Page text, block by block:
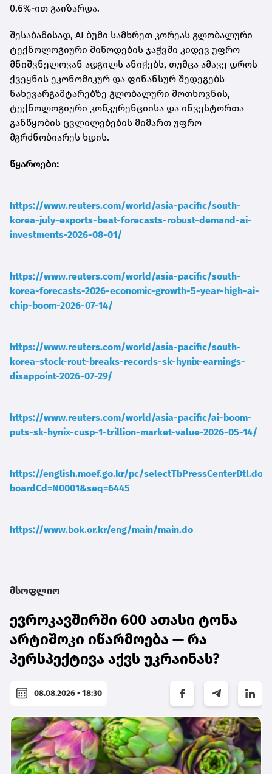
0.6%-ით გაიზარდა.
შესაბამისად, AI ბუმი სამხრეთ კორეას გლობალური
ტექნოლოგიური მიწოდების ჯაჭვში კიდევ უფრო
მნიშვნელოვან ადგილს ანიჭებს, თუმცა ამავე დროს
ქვეყნის ეკონომიკურ და ფინანსურ შედეგებს
ნახევარგამტარებზე გლობალური მოთხოვნის,
ტექნოლოგიური კონკურენციისა და ინვესტორთა
განწყობის ცვლილებების მიმართ უფრო
მგრძნობიარეს ხდის.
წყაროები:
https://www.reuters.com/world/asia-pacific/south-
korea-july-exports-beat-forecasts-robust-demand-ai-
investments-2026-08-01/
https://www.reuters.com/world/asia-pacific/south-
korea-forecasts-2026-economic-growth-5-year-high-ai-
chip-boom-2026-07-14/
https://www.reuters.com/world/asia-pacific/south-
korea-stock-rout-breaks-records-sk-hynix-earnings-
disappoint-2026-07-29/
https://www.reuters.com/world/asia-pacific/ai-boom-
puts-sk-hynix-cusp-1-trillion-market-value-2026-05-14/
https://english.moef.go.kr/pc/selectTbPressCenterDtl.do?
boardCd=N0001&seq=6445
https://www.bok.or.kr/eng/main/main.do
მსოფლიო
ევროკავშირში 600 ათასი ტონა
არტიშოკი იწარმოება — რა
პერსპექტივა აქვს უკრაინას?
08.08.2026 • 18:30